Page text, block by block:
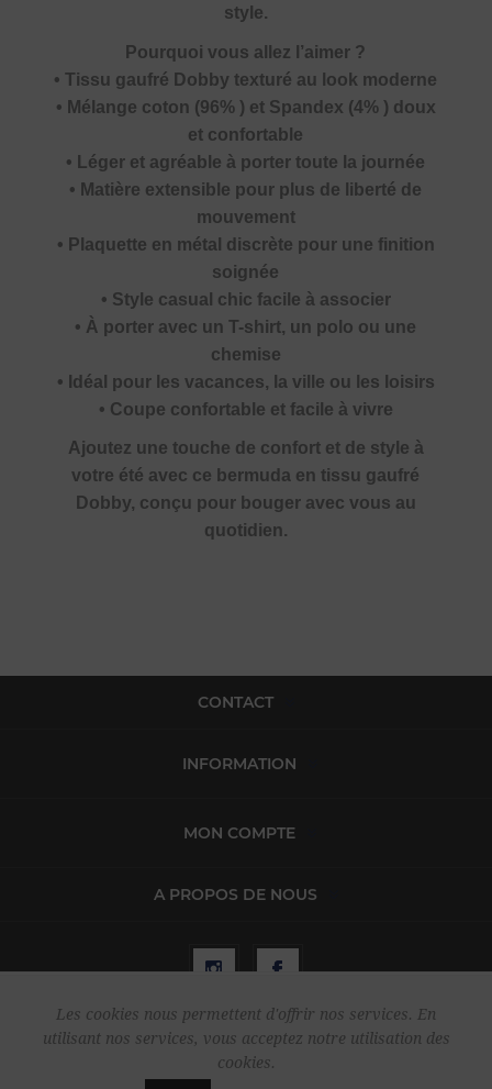
style.
Pourquoi vous allez l’aimer ?
• Tissu gaufré Dobby texturé au look moderne
• Mélange coton (96% ) et Spandex (4% ) doux
et confortable
• Léger et agréable à porter toute la journée
• Matière extensible pour plus de liberté de
mouvement
• Plaquette en métal discrète pour une finition
soignée
• Style casual chic facile à associer
• À porter avec un T-shirt, un polo ou une
chemise
• Idéal pour les vacances, la ville ou les loisirs
• Coupe confortable et facile à vivre
Ajoutez une touche de confort et de style à
votre été avec ce bermuda en tissu gaufré
Dobby, conçu pour bouger avec vous au
quotidien.
CONTACT
INFORMATION
MON COMPTE
A PROPOS DE NOUS
Copyright © 2026 Harper & Flint. Tous droits réservés.
Les cookies nous permettent d'offrir nos services. En
utilisant nos services, vous acceptez notre utilisation des
cookies.